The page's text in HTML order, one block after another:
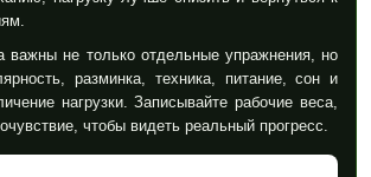
важны не только отдельные упражнения, но
разминка, техника, питание, сон и
нагрузки. Записывайте рабочие веса,
чтобы видеть реальный прогресс.